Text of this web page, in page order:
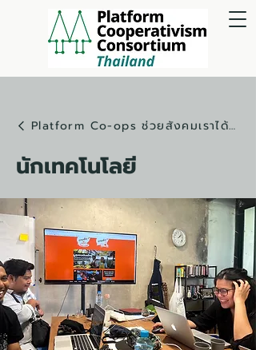
Platform Co-ops ช่วยสังคมเราได้อย่างไร
นักเทคโนโลยี